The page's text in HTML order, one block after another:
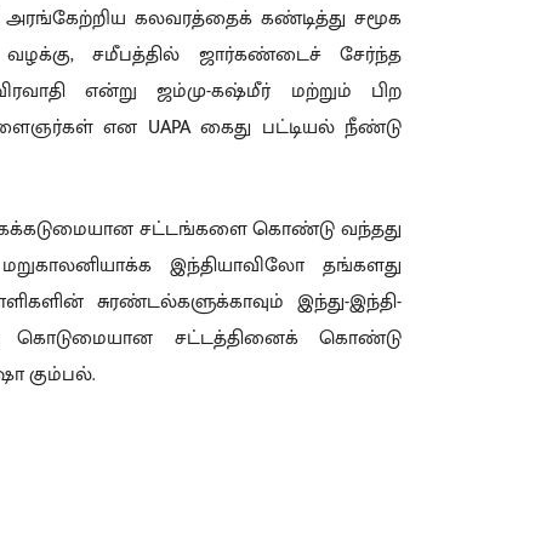
அரங்கேற்றிய கலவரத்தைக் கண்டித்து சமூக
சமீபத்தில் ஜார்கண்டைச் சேர்ந்த
என்று ஜம்மு-கஷ்மீர் மற்றும் பிற
என UAPA கைது பட்டியல் நீண்டு
சட்டங்களை கொண்டு வந்தது
இந்தியாவிலோ தங்களது
சுரண்டல்களுக்காவும் இந்து-இந்தி-
கொடுமையான சட்டத்தினைக் கொண்டு
கும்பல்.